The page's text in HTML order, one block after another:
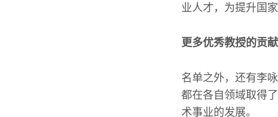
业人才，为提升国
更多优秀教授的贡献
名单之外，还有李
都在各自领域取得
术事业的发展。